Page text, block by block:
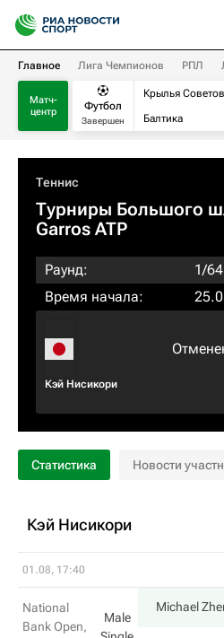
Главное Лига Чемпионов РПЛ
Матч-
центр
Футбол
Завершен
Крылья Советов
Балтика
Теннис
Турниры Большого
Garros ATP
Раунд:
1/
Время начала:
Кэй Нисикори
Статистика Новости
Кэй Нисикори
01.08, 17:40
National
Bank Open,
Male
Michael